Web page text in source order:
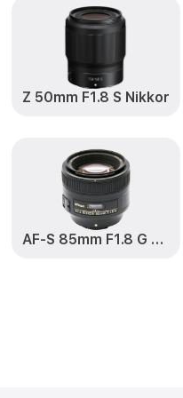
Z 50mm F1.8 S Nikkor
AF-S 85mm F1.8 G Nikkor